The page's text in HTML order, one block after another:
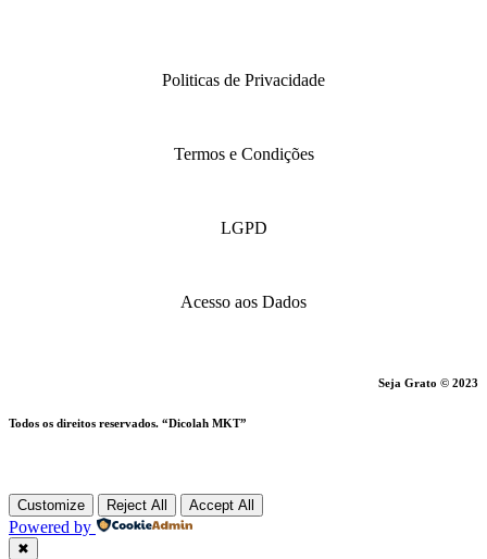
Politicas de Privacidade
Termos e Condições
LGPD
Acesso aos Dados
Seja Grato © 2023
Todos os direitos reservados. “Dicolah MKT”
Customize Reject All Accept All
Powered by
✖